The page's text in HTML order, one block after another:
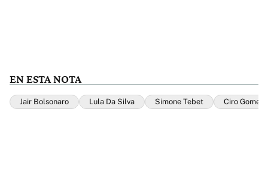
EN ESTA NOTA
Jair Bolsonaro Lula Da Silva Simone Tebet Ciro Gomes